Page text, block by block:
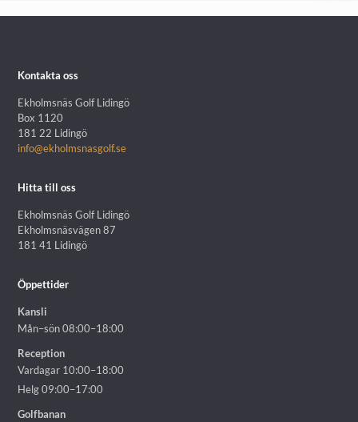
Kontakta oss
Ekholmsnäs Golf Lidingö
Box 1120
181 22 Lidingö
info@ekholmsnasgolf.se
Hitta till oss
Ekholmsnäs Golf Lidingö
Ekholmsnäsvägen 87
181 41 Lidingö
Öppettider
Kansli
Mån–sön 08:00–18:00
Reception
Vardagar 10:00–18:00
Helg 09:00–17:00
Golfbanan